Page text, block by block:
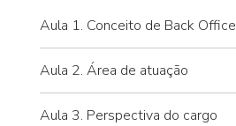
Aula 1. Conceito de Back Office
Aula 2. Área de atuação
Aula 3. Perspectiva do cargo